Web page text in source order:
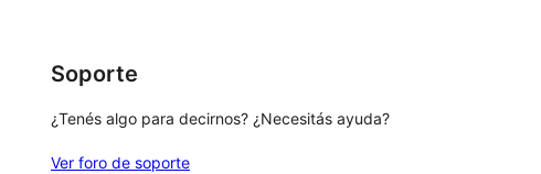
Soporte
¿Tenés algo para decirnos? ¿Necesitás ayuda?
Ver foro de soporte